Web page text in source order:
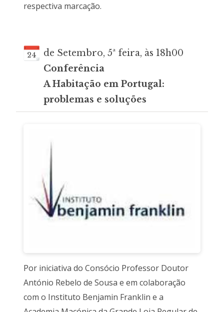
respectiva marcação.
24
de Setembro, 5ª feira, às 18h00
Conferência
A Habitação em Portugal:
problemas e soluções
Por iniciativa do Consócio Professor Doutor
António Rebelo de Sousa e em colaboração
com o Instituto Benjamin Franklin e a